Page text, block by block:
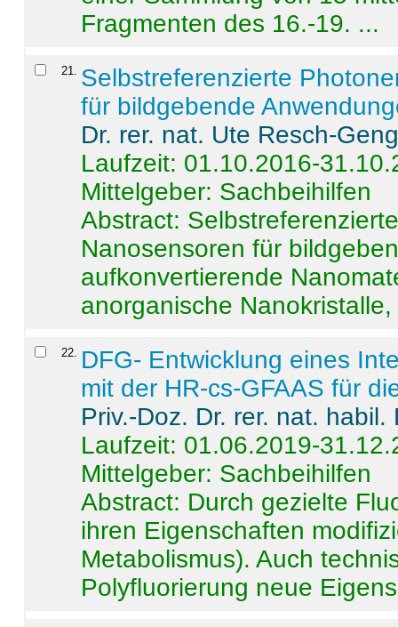
Fragmenten des 16.-19. ...
21
Selbstreferenzierte
für bildgebende
Dr. rer. nat. Ute Resch-
Laufzeit: 01.10.2016-
Mittelgeber: Sachbeihilfen
Abstract:
Nanosensoren für
aufkonvertierende
anorganische
22
DFG- Entwicklung eines
mit der HR-cs-GFAAS für
Priv.-Doz. Dr. rer. nat.
Laufzeit: 01.06.2019-
Mittelgeber: Sachbeihilfen
Abstract: Durch gezielte
ihren Eigenschaften
Metabolismus). Auch
Polyfluorierung neue